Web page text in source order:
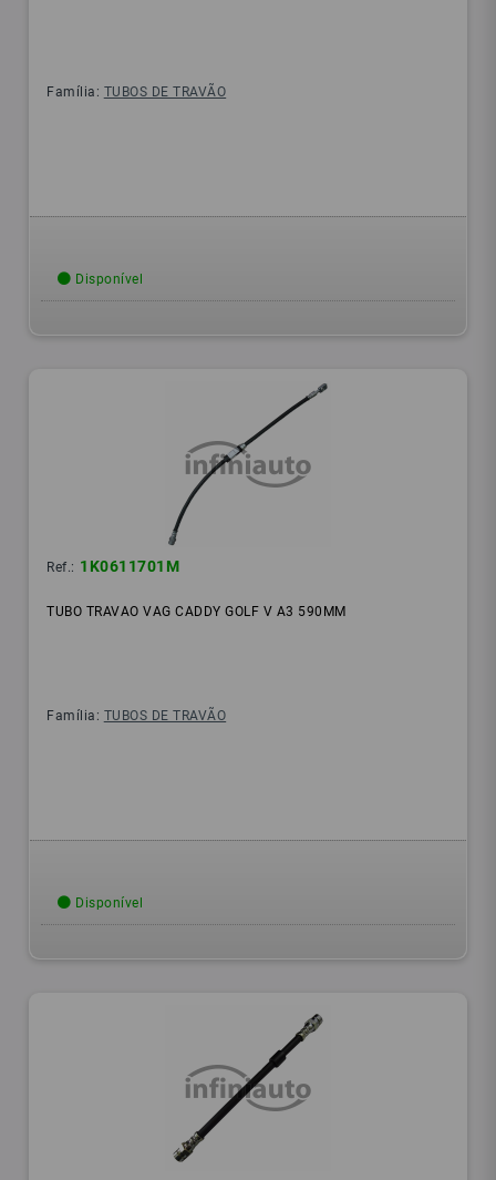
Família: TUBOS DE TRAVÃO
Disponível
Ref.: 1K0611701M
TUBO TRAVAO VAG CADDY GOLF V A3 590MM
Família: TUBOS DE TRAVÃO
Disponível